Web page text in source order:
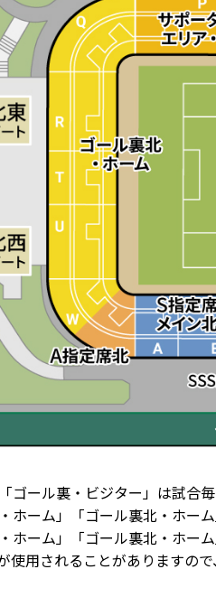
ゴール裏・ビジター」は試合
ホーム」「ゴール裏北・ホー
ホーム」「ゴール裏北・ホー
使用されることがありますの